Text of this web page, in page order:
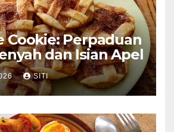
Cookie: Perpaduan
dan Isian Apel
SITI